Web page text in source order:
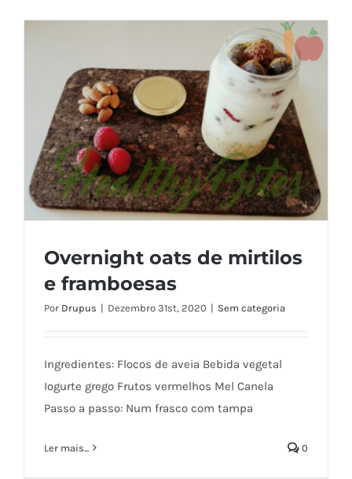
Overnight oats de mirtilos
e framboesas
Por Drupus | Dezembro 31st, 2020 | Sem categoria
Ingredientes: Flocos de aveia Bebida vegetal
Iogurte grego Frutos vermelhos Mel Canela
Passo a passo: Num frasco com tampa
Ler mais... 0